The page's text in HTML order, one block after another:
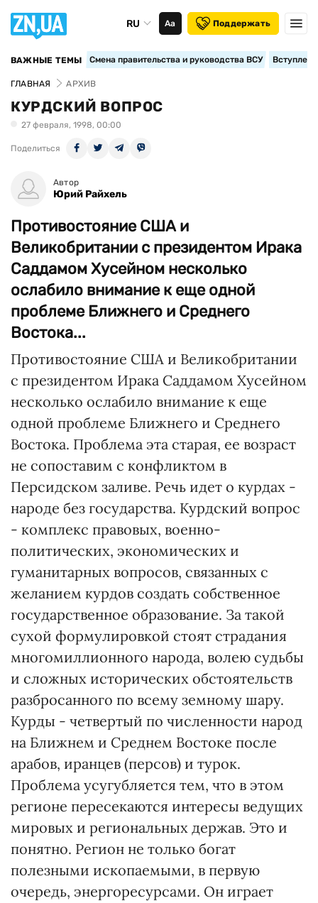
RU Аа Поддержать
ВАЖНЫЕ ТЕМЫ Смена правительства и руководства ВСУ
ГЛАВНАЯ АРХИВ
КУРДСКИЙ ВОПРОС
27 февраля, 1998, 00:00
Поделиться
Автор
Юрий Райхель
Противостояние США и
Великобритании с президентом Ирака
Саддамом Хусейном несколько
ослабило внимание к еще одной
проблеме Ближнего и Среднего
Востока...
Противостояние США и Великобритании
с президентом Ирака Саддамом Хусейном
несколько ослабило внимание к еще
одной проблеме Ближнего и Среднего
Востока. Проблема эта старая, ее возраст
не сопоставим с конфликтом в
Персидском заливе. Речь идет о курдах -
народе без государства. Курдский вопрос
- комплекс правовых, военно-
политических, экономических и
гуманитарных вопросов, связанных с
желанием курдов создать собственное
государственное образование. За такой
сухой формулировкой стоят страдания
многомиллионного народа, волею судьбы
и сложных исторических обстоятельств
разбросанного по всему земному шару.
Курды - четвертый по численности народ
на Ближнем и Среднем Востоке после
арабов, иранцев (персов) и турок.
Проблема усугубляется тем, что в этом
регионе пересекаются интересы ведущих
мировых и региональных держав. Это и
понятно. Регион не только богат
полезными ископаемыми, в первую
очередь, энергоресурсами. Он играет